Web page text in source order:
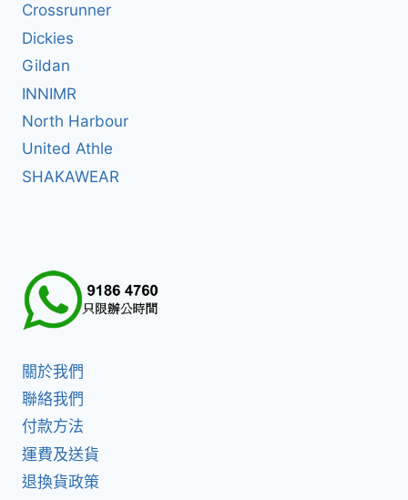
Crossrunner
Dickies
Gildan
INNIMR
North Harbour
United Athle
SHAKAWEAR
關於我們
聯絡我們
付款方法
運費及送貨
退換貨政策